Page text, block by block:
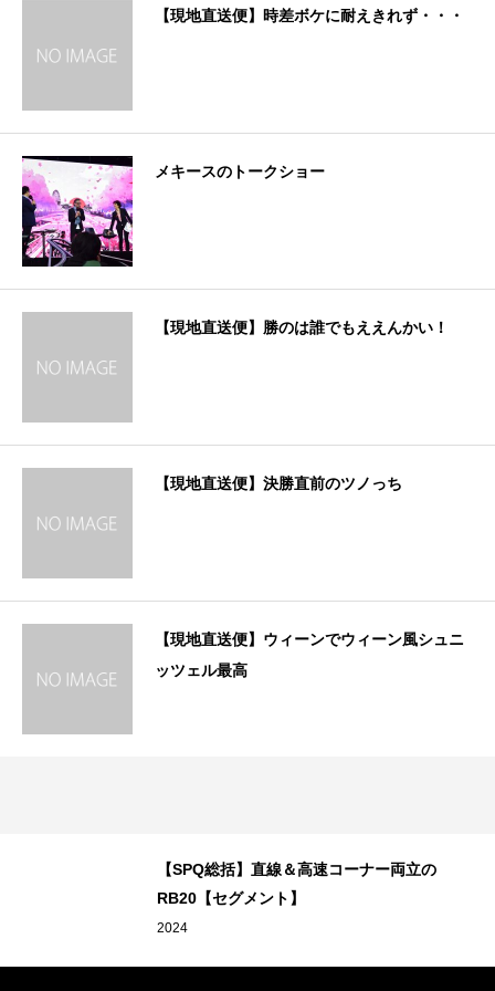
【現地直送便】時差ボケに耐えきれず・・・
メキースのトークショー
【現地直送便】勝のは誰でもええんかい！
【現地直送便】決勝直前のツノっち
【現地直送便】ウィーンでウィーン風シュニ
ッツェル最高
【SPQ総括】直線＆高速コーナー両立の
RB20【セグメント】
2024